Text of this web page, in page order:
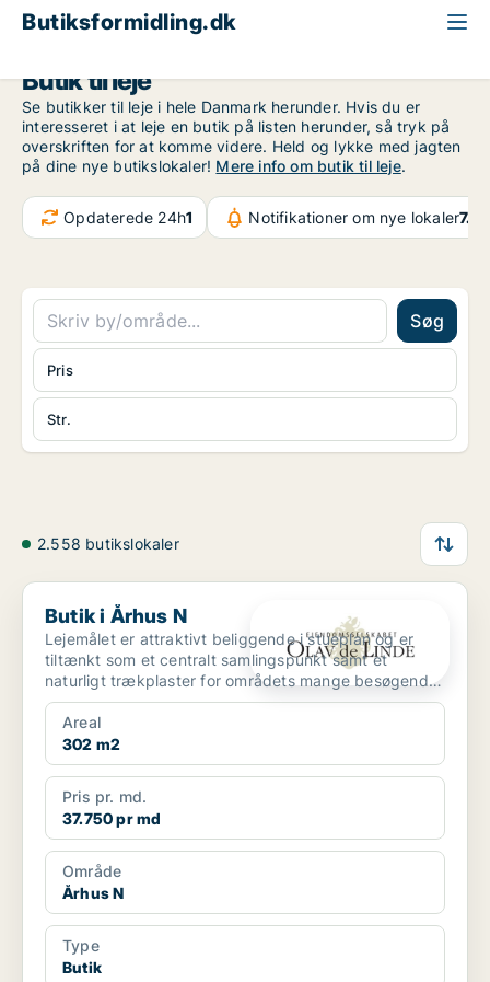
Butiksformidling.dk
Butik til leje
Se butikker til leje i hele Danmark herunder. Hvis du er
interesseret i at leje en butik på listen herunder, så tryk på
overskriften for at komme videre. Held og lykke med jagten
på dine nye butikslokaler! Mere info om butik til leje.
Opdaterede 24h1 Notifikationer om nye lokaler
Søg
Str.
Pris
2.558 butikslokaler
Butik i Århus N
Butik i Århus N
Lejemålet er attraktivt beliggende i stueplan og er
tiltænkt som et centralt samlingspunkt samt et
naturligt trækplaster for områdets mange besøgende.
Lokale...
Areal
302 m2
Pris pr. md.
37.750 pr md
Område
Århus N
Type
Butik